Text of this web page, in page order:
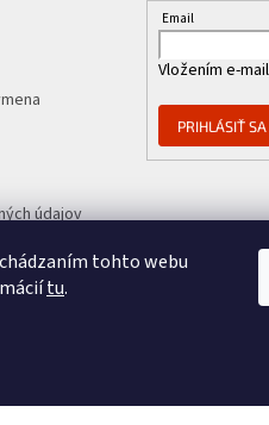
tohto webu
tu.
údajov
Email
Vložením e-
PRIHLÁSIŤ SA